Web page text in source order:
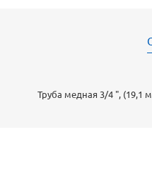
Труба медная 3/4 ", (19,1